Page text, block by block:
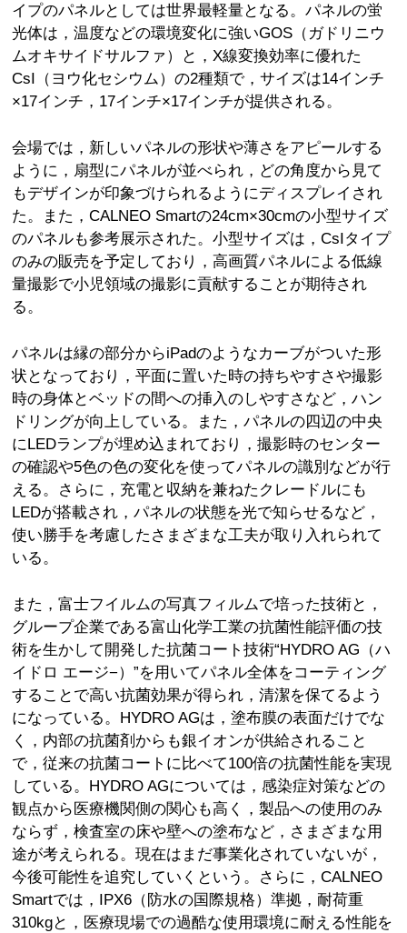
イプのパネルとしては世界最軽量となる。パネルの蛍
光体は，温度などの環境変化に強いGOS（ガドリニウ
ムオキサイドサルファ）と，X線変換効率に優れた
CsI（ヨウ化セシウム）の2種類で，サイズは14インチ
×17インチ，17インチ×17インチが提供される。
会場では，新しいパネルの形状や薄さをアピールする
ように，扇型にパネルが並べられ，どの角度から見て
もデザインが印象づけられるようにディスプレイされ
た。また，CALNEO Smartの24cm×30cmの小型サイズ
のパネルも参考展示された。小型サイズは，CsIタイプ
のみの販売を予定しており，高画質パネルによる低線
量撮影で小児領域の撮影に貢献することが期待され
る。
パネルは縁の部分からiPadのようなカーブがついた形
状となっており，平面に置いた時の持ちやすさや撮影
時の身体とベッドの間への挿入のしやすさなど，ハン
ドリングが向上している。また，パネルの四辺の中央
にLEDランプが埋め込まれており，撮影時のセンター
の確認や5色の色の変化を使ってパネルの識別などが行
える。さらに，充電と収納を兼ねたクレードルにも
LEDが搭載され，パネルの状態を光で知らせるなど，
使い勝手を考慮したさまざまな工夫が取り入れられて
いる。
また，富士フイルムの写真フィルムで培った技術と，
グループ企業である富山化学工業の抗菌性能評価の技
術を生かして開発した抗菌コート技術“HYDRO AG（ハ
イドロ エージ−）”を用いてパネル全体をコーティング
することで高い抗菌効果が得られ，清潔を保てるよう
になっている。HYDRO AGは，塗布膜の表面だけでな
く，内部の抗菌剤からも銀イオンが供給されること
で，従来の抗菌コートに比べて100倍の抗菌性能を実現
している。HYDRO AGについては，感染症対策などの
観点から医療機関側の関心も高く，製品への使用のみ
ならず，検査室の床や壁への塗布など，さまざまな用
途が考えられる。現在はまだ事業化されていないが，
今後可能性を追究していくという。さらに，CALNEO
Smartでは，IPX6（防水の国際規格）準拠，耐荷重
310kgと，医療現場での過酷な使用環境に耐える性能を